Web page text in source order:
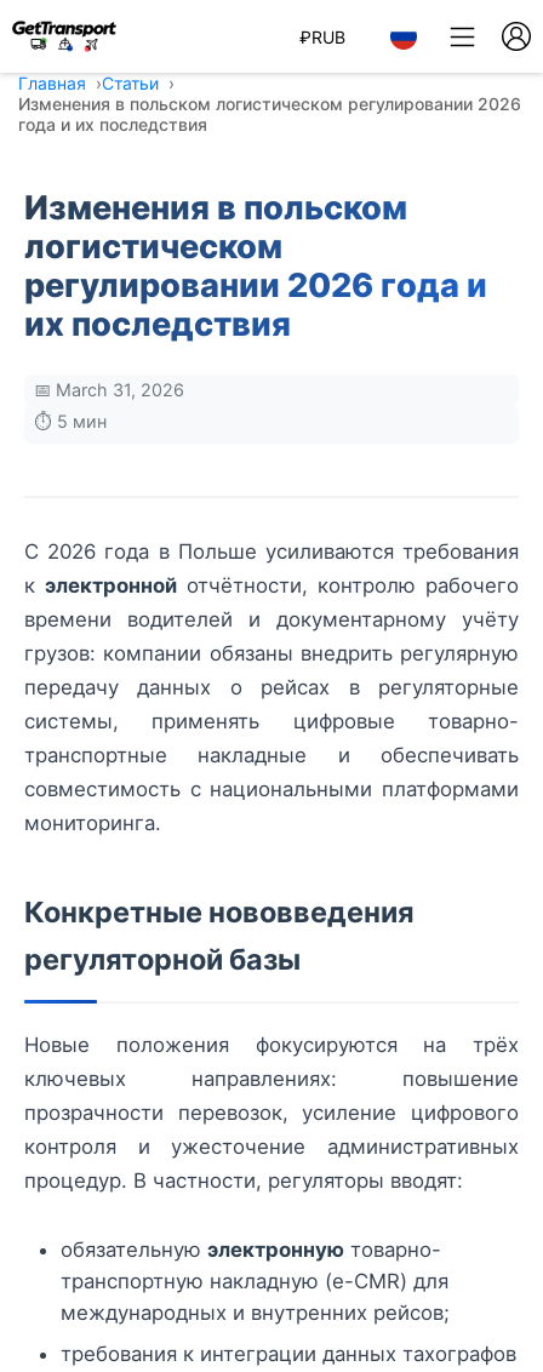
₽RUB
Главная
Статьи
Изменения в польском логистическом регулировании 2026
года и их последствия
Изменения в польском
логистическом
регулировании 2026 года и
их последствия
📅 March 31, 2026
⏱️ 5 мин
С 2026 года в Польше усиливаются требования
к электронной отчётности, контролю рабочего
времени водителей и документарному учёту
грузов: компании обязаны внедрить регулярную
передачу данных о рейсах в регуляторные
системы, применять цифровые товарно-
транспортные накладные и обеспечивать
совместимость с национальными платформами
мониторинга.
Конкретные нововведения
регуляторной базы
Новые положения фокусируются на трёх
ключевых направлениях: повышение
прозрачности перевозок, усиление цифрового
контроля и ужесточение административных
процедур. В частности, регуляторы вводят:
обязательную электронную товарно-
транспортную накладную (e-CMR) для
международных и внутренних рейсов;
требования к интеграции данных тахографов